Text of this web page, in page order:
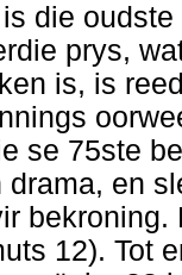
die
prys,
is, is
se 75ste
drama, en
12). Tot